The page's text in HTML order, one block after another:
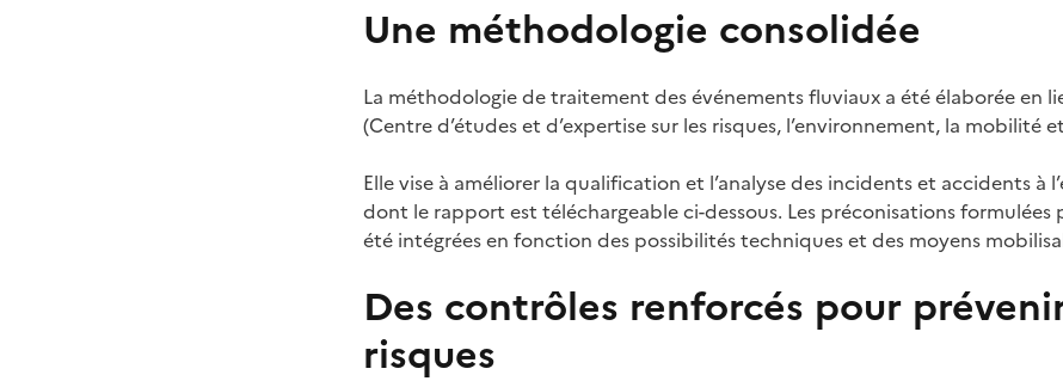
Une méthodologie consolidée
La méthodologie de traitement des événements fluviaux a été élaborée en
(Centre d’études et d’expertise sur les risques, l’environnement, la mobilité
Elle vise à améliorer la qualification et l’analyse des incidents et accidents à
dont le rapport est téléchargeable ci-dessous. Les préconisations formulées
été intégrées en fonction des possibilités techniques et des moyens
Des contrôles renforcés pour
risques